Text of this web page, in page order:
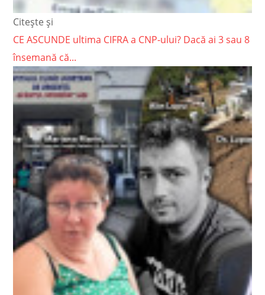
Citește și
CE ASCUNDE ultima CIFRA a CNP-ului? Dacă ai 3 sau 8
însemană că...